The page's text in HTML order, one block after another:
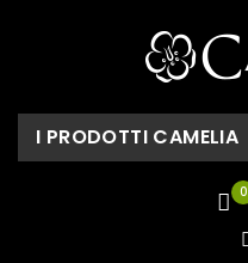
I PRODOTTI CAMELIA
0